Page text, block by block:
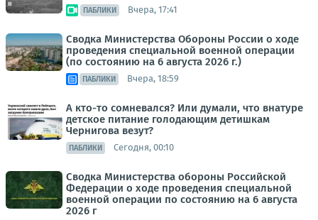
ПАБЛИКИ Вчера, 17:41
Сводка Министерства Обороны России о ходе
проведения специальной военной операции
(по состоянию на 6 августа 2026 г.)
ПАБЛИКИ Вчера, 18:59
А кто-то сомневался? Или думали, что внатуре
детское питание голодающим детишкам
Чернигова везут?
ПАБЛИКИ Сегодня, 00:10
Сводка Министерства обороны Российской
Федерации о ходе проведения специальной
военной операции по состоянию на 6 августа
2026 г